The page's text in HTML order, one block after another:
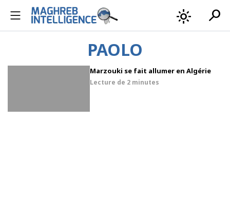
light_mode search
PAOLO
Marzouki se fait allumer en Algérie
Lecture de 2 minutes